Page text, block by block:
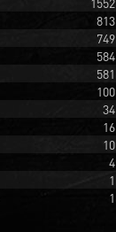
813
749
584
581
100
34
16
10
4
1
1